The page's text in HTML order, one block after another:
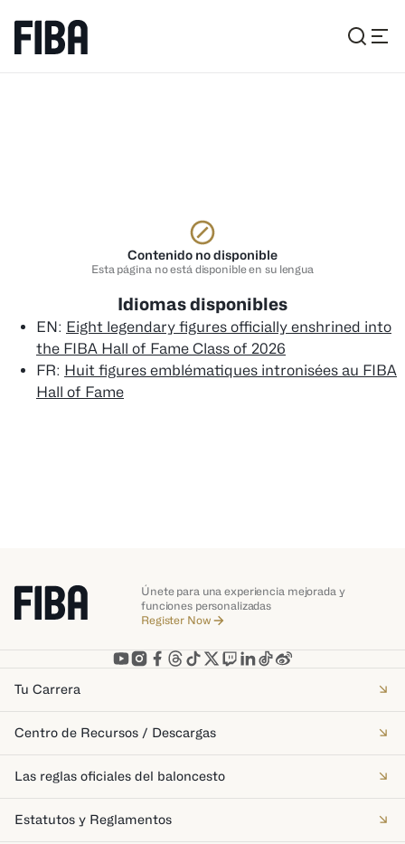
Contenido no disponible
Esta página no está disponible en su lengua
Idiomas disponibles
EN: Eight legendary figures officially enshrined into
the FIBA Hall of Fame Class of 2026
FR: Huit figures emblématiques intronisées au FIBA
Hall of Fame
Únete para una experiencia mejorada y
funciones personalizadas
Register Now
Tu Carrera
Centro de Recursos / Descargas
Las reglas oficiales del baloncesto
Estatutos y Reglamentos